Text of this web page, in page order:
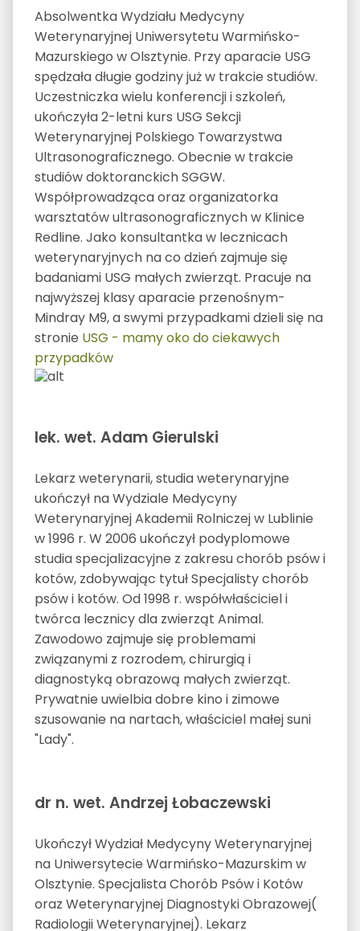
Absolwentka Wydziału Medycyny
Weterynaryjnej Uniwersytetu Warmińsko-
Mazurskiego w Olsztynie. Przy aparacie USG
spędzała długie godziny już w trakcie studiów.
Uczestniczka wielu konferencji i szkoleń,
ukończyła 2-letni kurs USG Sekcji
Weterynaryjnej Polskiego Towarzystwa
Ultrasonograficznego. Obecnie w trakcie
studiów doktoranckich SGGW.
Współprowadząca oraz organizatorka
warsztatów ultrasonograficznych w Klinice
Redline. Jako konsultantka w lecznicach
weterynaryjnych na co dzień zajmuje się
badaniami USG małych zwierząt. Pracuje na
najwyższej klasy aparacie przenośnym-
Mindray M9, a swymi przypadkami dzieli się na
stronie USG - mamy oko do ciekawych
przypadków
lek. wet. Adam Gierulski
Lekarz weterynarii, studia weterynaryjne
ukończył na Wydziale Medycyny
Weterynaryjnej Akademii Rolniczej w Lublinie
w 1996 r. W 2006 ukończył podyplomowe
studia specjalizacyjne z zakresu chorób psów i
kotów, zdobywając tytuł Specjalisty chorób
psów i kotów. Od 1998 r. współwłaściciel i
twórca lecznicy dla zwierząt Animal.
Zawodowo zajmuje się problemami
związanymi z rozrodem, chirurgią i
diagnostyką obrazową małych zwierząt.
Prywatnie uwielbia dobre kino i zimowe
szusowanie na nartach, właściciel małej suni
"Lady".
dr n. wet. Andrzej Łobaczewski
Ukończył Wydział Medycyny Weterynaryjnej
na Uniwersytecie Warmińsko-Mazurskim w
Olsztynie. Specjalista Chorób Psów i Kotów
oraz Weterynaryjnej Diagnostyki Obrazowej(
Radiologii Weterynaryjnej). Lekarz